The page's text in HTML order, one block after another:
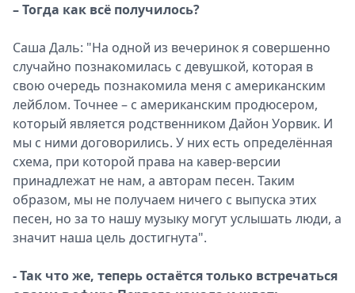
– Тогда как всё получилось?
Саша Даль: "На одной из вечеринок я совершенно
случайно познакомилась с девушкой, которая в
свою очередь познакомила меня с американским
лейблом. Точнее – с американским продюсером,
который является родственником Дайон Уорвик. И
мы с ними договорились. У них есть определённая
схема, при которой права на кавер-версии
принадлежат не нам, а авторам песен. Таким
образом, мы не получаем ничего с выпуска этих
песен, но за то нашу музыку могут услышать люди, а
значит наша цель достигнута".
- Так что же, теперь остаётся только встречаться